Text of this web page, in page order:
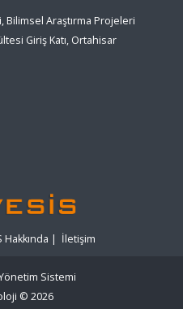
Araştırma Projeleri
Giriş Katı, Ortahisar
Hakkında | İletişim
Sistemi
© 2026